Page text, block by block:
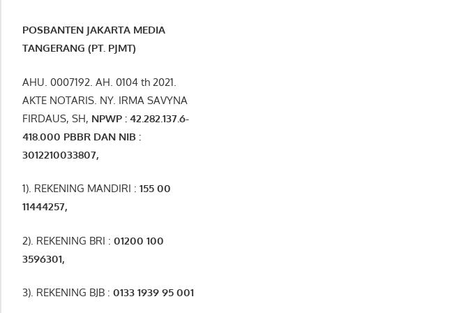
POSBANTEN JAKARTA MEDIA
TANGERANG (PT. PJMT)
AHU. 0007192. AH. 0104 th 2021.
AKTE NOTARIS. NY. IRMA SAVYNA
FIRDAUS, SH, NPWP : 42. 282 .137.6-
418.000 PBBR DAN NIB :
3012210033807,
1). REKENING MANDIRI : 155 00
11444257,
2). REKENING BRI : 01200 100
3596301,
3). REKENING BJB : 0133 1939 95 001